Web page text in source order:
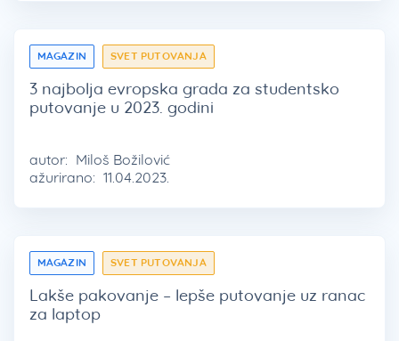
MAGAZIN SVET PUTOVANJA
3 najbolja evropska grada za studentsko
putovanje u 2023. godini
autor: Miloš Božilović
ažurirano: 11.04.2023.
MAGAZIN SVET PUTOVANJA
Lakše pakovanje – lepše putovanje uz ranac
za laptop